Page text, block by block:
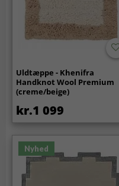
Uldtæppe - Khenifra
Handknot Wool Premium
(creme/beige)
kr.1 099
Nyhed